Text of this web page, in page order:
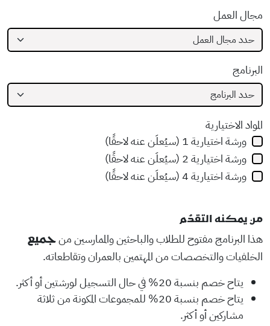
مجال العمل
البرنامج
المواد الاختيارية
ورشة اختيارية 1 (سيُعلَن عنه لاحقًا)
ورشة اختيارية 2 (سيُعلَن عنه لاحقًا)
ورشة اختيارية 4 (سيُعلَن عنه لاحقًا)
من يمكنه التقدُم
هذا البرنامج مفتوح للطلاب والباحثين والممارسين منجميع
الخلفيات والتخصصات من المهتمين بالعمران وتقاطعاته.
يتاح خصم بنسبة 20% في حال التسجيل لورشتين أو أكثر.
يتاح خصم بنسبة 20% للمجموعات المكونة من ثلاثة
مشاركين أو أكثر.